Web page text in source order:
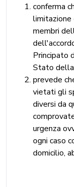
conferma
membri
Principato
Stato della
prevede
vietati gli
diversi da
urgenza
ogni caso
domicilio,